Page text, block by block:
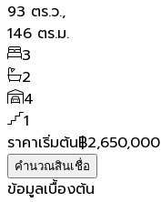
93 ตร.ว.,
146 ตร.ม.
3
2
4
1
ราคาเริ่มต้น฿2,650,000
คำนวณสินเชื่อ
ข้อมูลเบื้องต้น